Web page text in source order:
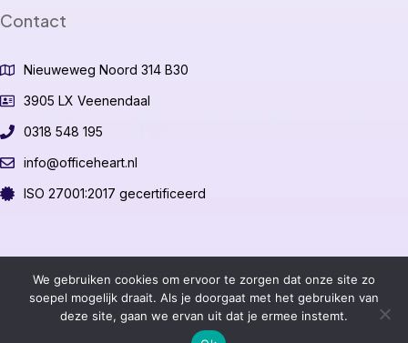
Contact
Nieuweweg Noord 314 B30
3905 LX Veenendaal
0318 548 195
info@officeheart.nl
ISO 27001:2017 gecertificeerd
©2026 OfficeHeart B.V.
Algemene voorwaarden
We gebruiken cookies om ervoor te zorgen dat onze site zo
soepel mogelijk draait. Als je doorgaat met het gebruiken van
deze site, gaan we ervan uit dat je ermee instemt.